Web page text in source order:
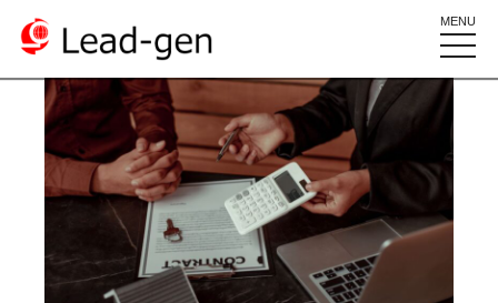
MENU
toggle